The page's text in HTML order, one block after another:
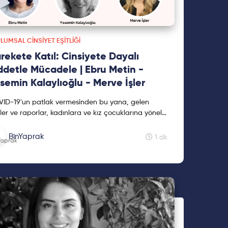
CINSIYET EŞITLIĞI
Katıl: Cinsiyete Dayalı
Mücadele | Ebru Metin -
Kalaylıoğlu - Merve İşler
19'un patlak vermesinden bu yana, gelen
ve raporlar, kadınlara ve kız çocuklarına yönelik
BinYaprak 1 dk